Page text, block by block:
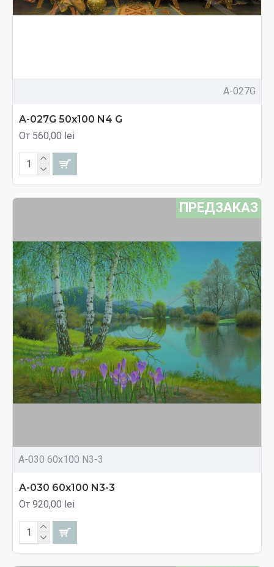
A-027G
A-027G 50x100 N4 G
От 560,00 lei
ПРЕДЗАКАЗ
A-030 60x100 N3-3
A-030 60x100 N3-3
От 920,00 lei